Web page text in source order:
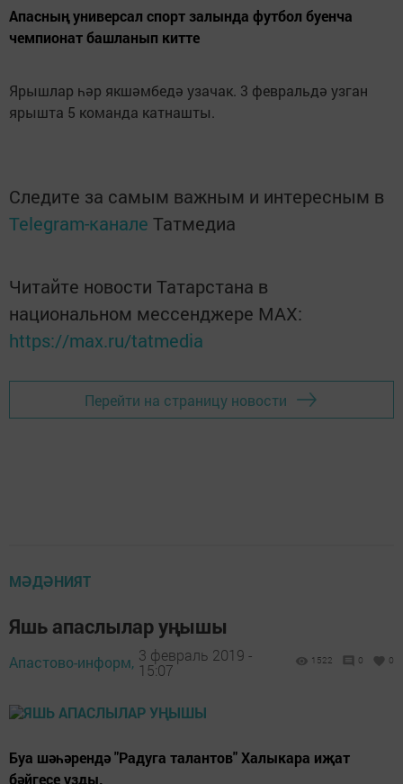
Апасның универсал спорт залында футбол буенча
чемпионат башланып китте
Ярышлар һәр якшәмбедә узачак. 3 февральдә узган
ярышта 5 команда катнашты.
Следите за самым важным и интересным в
Telegram-канале Татмедиа
Читайте новости Татарстана в
национальном мессенджере MАХ:
https://max.ru/tatmedia
Перейти на страницу новости
МӘДӘНИЯТ
Яшь апаслылар уңышы
Апастово-информ, 3 февраль 2019 -
15:07
1522 0 0
Буа шәһәрендә "Радуга талантов" Халыкара иҗат
бәйгесе узды.